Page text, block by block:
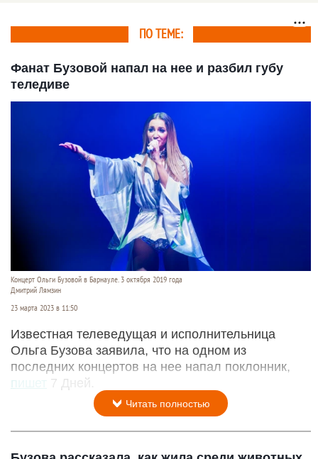
ПО ТЕМЕ:
Фанат Бузовой напал на нее и разбил губу
теледиве
Концерт Ольги Бузовой в Барнауле. 3 октября 2019 года
Дмитрий Лямзин
23 марта 2023 в 11:50
Известная телеведущая и исполнительница
Ольга Бузова заявила, что на одном из
последних концертов на нее напал поклонник,
пишет
7 Дней.
Читать полностью